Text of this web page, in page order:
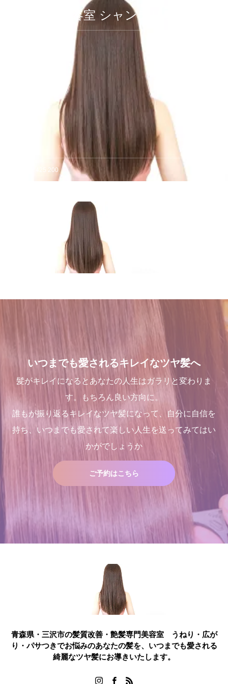
髪質改善美容室 シャンデリラ
7 425 200
いつまでも愛されるキレイなツヤ髪へ
髪がキレイになるとあなたの人生はガラリと変わりま
す。もちろん良い方向に。
誰もが振り返るキレイなツヤ髪になって、自分に自信を
持ち、いつまでも愛されて楽しい人生を送ってみてはい
かがでしょうか
ご予約はこちら
青森県・三沢市の髪質改善・艶髪専門美容室 うねり・広が
り・パサつきでお悩みのあなたの髪を、いつまでも愛される
綺麗なツヤ髪にお導きいたします。